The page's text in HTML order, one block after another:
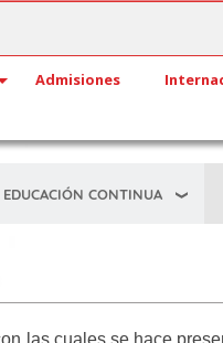
Admisiones
EDUCACIÓN CONTINUA
las cuales se hace